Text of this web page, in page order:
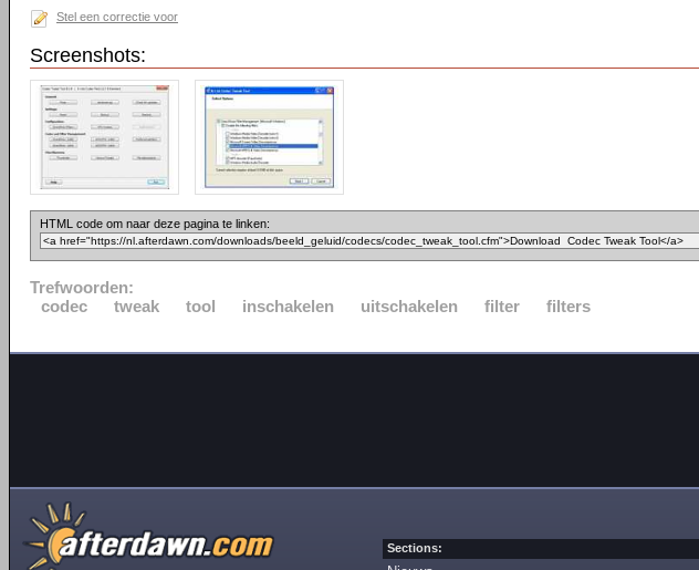
Stel een correctie voor
Screenshots:
HTML code om naar deze pagina te linken:
Trefwoorden:
codec
tweak tool inschakelen uitschakelen filter filters
Sections: